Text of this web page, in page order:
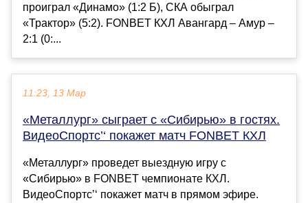
проиграл «Динамо» (1:2 Б), СКА обыграл
«Трактор» (5:2). FONBET КХЛ Авангард – Амур –
2:1 (0:...
11:23, 13 Мар
«Металлург» сыграет с «Сибирью» в гостях.
ВидеоСпортс’‘ покажет матч FONBET КХЛ
«Металлург» проведет выездную игру с
«Сибирью» в FONBET чемпионате КХЛ.
ВидеоСпортс’‘ покажет матч в прямом эфире.